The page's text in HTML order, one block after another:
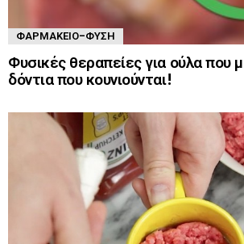
ΦΑΡΜΑΚΕΊΟ-ΦΎΣΗ
Φυσικές θεραπείες για ούλα που
δόντια που κουνιούνται!